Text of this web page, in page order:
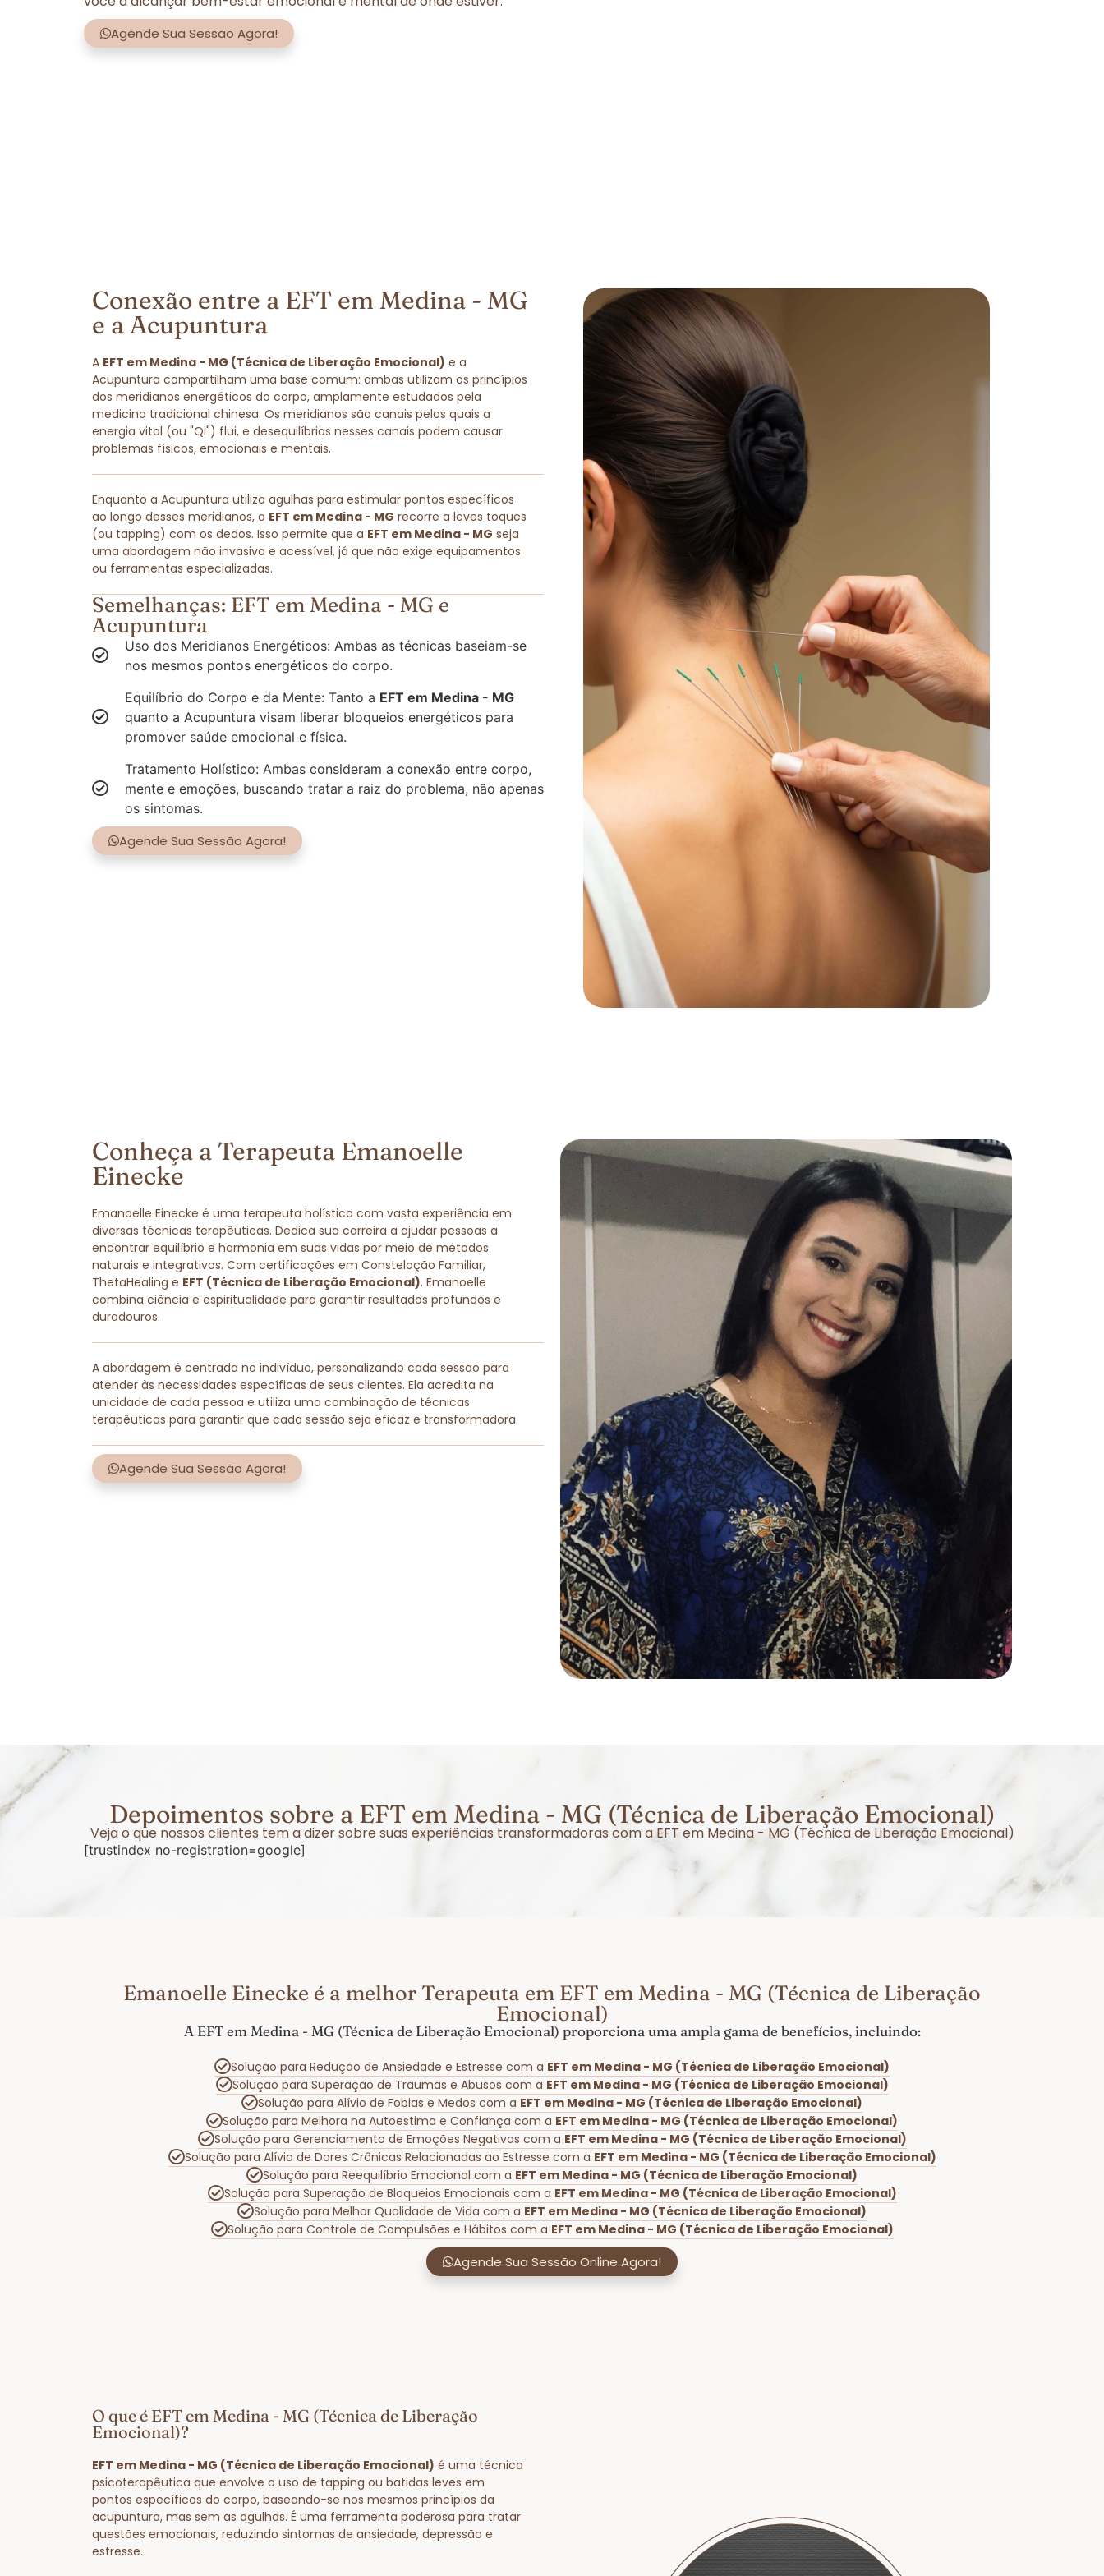
Agende Sua Sessão Agora!
Conexão entre a EFT em Medina - MG
e a Acupuntura
A EFT em Medina - MG (Técnica de Liberação Emocional) e a
Acupuntura compartilham uma base comum: ambas utilizam os princípios
dos meridianos energéticos do corpo, amplamente estudados pela
medicina tradicional chinesa. Os meridianos são canais pelos quais a
energia vital (ou "Qi") flui, e desequilíbrios nesses canais podem causar
problemas físicos, emocionais e mentais.
Enquanto a Acupuntura utiliza agulhas para estimular pontos específicos
ao longo desses meridianos, a EFT em Medina - MG recorre a leves toques
(ou tapping) com os dedos. Isso permite que a EFT em Medina - MG seja
uma abordagem não invasiva e acessível, já que não exige equipamentos
ou ferramentas especializadas.
Semelhanças: EFT em Medina - MG e
Acupuntura
Uso dos Meridianos Energéticos: Ambas as técnicas baseiam-se
nos mesmos pontos energéticos do corpo.
Equilíbrio do Corpo e da Mente: Tanto a EFT em Medina - MG
quanto a Acupuntura visam liberar bloqueios energéticos para
promover saúde emocional e física.
Tratamento Holístico: Ambas consideram a conexão entre corpo,
mente e emoções, buscando tratar a raiz do problema, não apenas
os sintomas.
Agende Sua Sessão Agora!
Conheça a Terapeuta Emanoelle
Einecke
Emanoelle Einecke é uma terapeuta holística com vasta experiência em
diversas técnicas terapêuticas. Dedica sua carreira a ajudar pessoas a
encontrar equilíbrio e harmonia em suas vidas por meio de métodos
naturais e integrativos. Com certificações em Constelação Familiar,
ThetaHealing e EFT (Técnica de Liberação Emocional). Emanoelle
combina ciência e espiritualidade para garantir resultados profundos e
duradouros.
A abordagem é centrada no indivíduo, personalizando cada sessão para
atender às necessidades específicas de seus clientes. Ela acredita na
unicidade de cada pessoa e utiliza uma combinação de técnicas
terapêuticas para garantir que cada sessão seja eficaz e transformadora.
Agende Sua Sessão Agora!
Depoimentos sobre a EFT em Medina - MG (Técnica de Liberação Emocional)
Veja o que nossos clientes tem a dizer sobre suas experiências transformadoras com a EFT em Medina - MG (Técnica de Liberação Emocional)
[trustindex no-registration=google]
Emanoelle Einecke é a melhor Terapeuta em EFT em Medina - MG (Técnica de Liberação
Emocional)
A EFT em Medina - MG (Técnica de Liberação Emocional) proporciona uma ampla gama de benefícios, incluindo:
Solução para Redução de Ansiedade e Estresse com a EFT em Medina - MG (Técnica de Liberação Emocional)
Solução para Superação de Traumas e Abusos com a EFT em Medina - MG (Técnica de Liberação Emocional)
Solução para Alívio de Fobias e Medos com a EFT em Medina - MG (Técnica de Liberação Emocional)
Solução para Melhora na Autoestima e Confiança com a EFT em Medina - MG (Técnica de Liberação Emocional)
Solução para Gerenciamento de Emoções Negativas com a EFT em Medina - MG (Técnica de Liberação Emocional)
Solução para Alívio de Dores Crônicas Relacionadas ao Estresse com a EFT em Medina - MG (Técnica de Liberação Emocional)
Solução para Reequilíbrio Emocional com a EFT em Medina - MG (Técnica de Liberação Emocional)
Solução para Superação de Bloqueios Emocionais com a EFT em Medina - MG (Técnica de Liberação Emocional)
Solução para Melhor Qualidade de Vida com a EFT em Medina - MG (Técnica de Liberação Emocional)
Solução para Controle de Compulsões e Hábitos com a EFT em Medina - MG (Técnica de Liberação Emocional)
Agende Sua Sessão Online Agora!
O que é EFT em Medina - MG (Técnica de Liberação
Emocional)?
EFT em Medina - MG (Técnica de Liberação Emocional) é uma técnica
psicoterapêutica que envolve o uso de tapping ou batidas leves em
pontos específicos do corpo, baseando-se nos mesmos princípios da
acupuntura, mas sem as agulhas. É uma ferramenta poderosa para tratar
questões emocionais, reduzindo sintomas de ansiedade, depressão e
estresse.